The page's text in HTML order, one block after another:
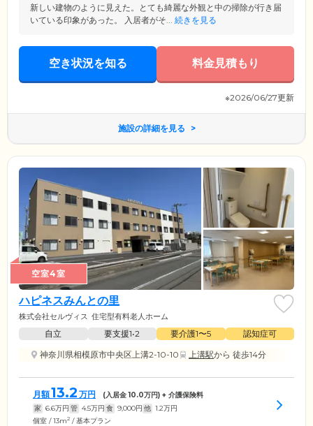
新しい建物のように見えた。とても綺麗な外観と中の掃除が行き届
いている印象があった。 入居者がそ... 続きを見る
空き状況を知る 料金見積もり
※2026/06/27更新
施設の詳細を見る
空室4室
ハピネスみんとの里
株式会社セルヴィス 住宅型有料老人ホーム
自立 要支援1•2 要介護1〜5
認知症可
神奈川県相模原市中央区上溝2-10-10
上溝駅から 徒歩14分
月額13.2 万円 (入居金10.0万円) + 介護保険料
家 6.6万円 管 4.5万円 食 9,000円 他 1.2万円
個室 / 13m2 / 基本プラン